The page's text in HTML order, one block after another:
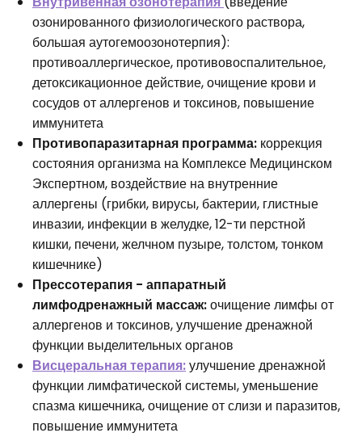
озонированного физиологического раствора,
большая аутогемоозонотерпия):
противоаллергическое, противовоспалительное,
детоксикационное действие, очищение крови и
сосудов от аллергенов и токсинов, повышение
иммунитета
Противопаразитарная программа: коррекция
состояния организма на Комплексе Медицинском
Экспертном, воздействие на внутренние
аллергены (грибки, вирусы, бактерии, глистные
инвазии, инфекции в желудке, 12-ти перстной
кишки, печени, желчном пузыре, толстом, тонком
кишечнике)
Прессотерапия - аппаратный
лимфодренажный массаж:очищение лимфы от
аллергенов и токсинов, улучшение дренажной
функции выделительных органов
Висцеральная терапия:улучшение дренажной
функции лимфатической системы, уменьшение
спазма кишечника, очищение от слизи и паразитов,
повышение иммунитета